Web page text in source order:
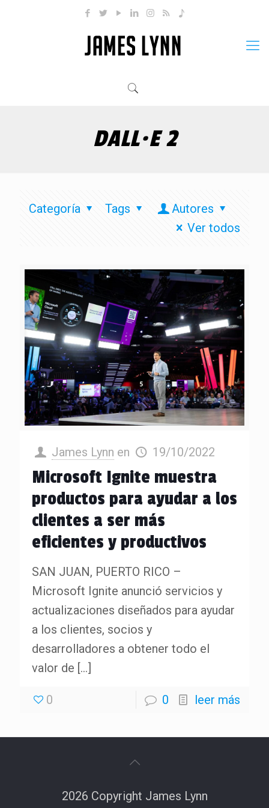
DALL·E 2
Categoría Tags
Autores
Ver todos
James Lynn en 19/10/2022
Microsoft Ignite muestra
productos para ayudar a los
clientes a ser más
eficientes y productivos
SAN JUAN, PUERTO RICO –
Microsoft Ignite anunció servicios y
actualizaciones diseñados para ayudar
a los clientes, socios y
desarrolladores a obtener todo el
valor de […]
0 0 leer más
2026 Copyright James Lynn